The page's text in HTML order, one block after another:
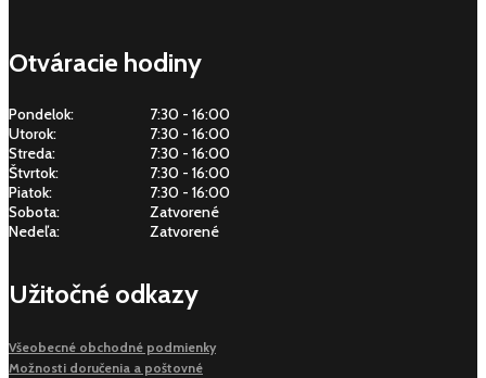
Otváracie hodiny
Pondelok:
7:30 - 16:00
Utorok:
7:30 - 16:00
Streda:
7:30 - 16:00
Štvrtok:
7:30 - 16:00
Piatok:
7:30 - 16:00
Sobota:
Zatvorené
Nedeľa:
Zatvorené
Užitočné odkazy
Všeobecné obchodné podmienky
Možnosti doručenia a poštovné